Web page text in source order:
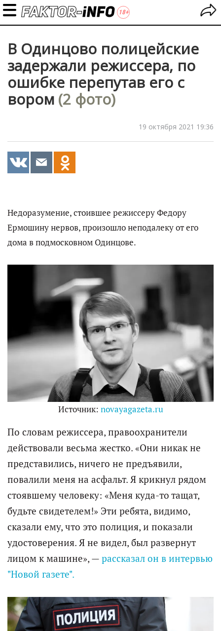
В Одинцово полицейские
задержали режиссера, по
ошибке перепутав его с
вором (2 фото)
19 октября 2021 19:36
Недоразумение, стоившее режиссеру Федору
Ермошину нервов, произошло неподалеку от его
дома в подмосковном Одинцове.
Источник: novayagazeta.ru
По словам режиссера, правоохранители
действовали весьма жестко. «Они никак не
представились, ничего не предъявили,
повалили меня на асфальт. Я крикнул рядом
стоявшему человеку: «Меня куда-то тащат,
будьте свидетелем!» Эти ребята, видимо,
сказали ему, что это полиция, и показали
удостоверения. Я не видел, был развернут
лицом к машине», — рассказал он в интервью
"Новой газете".